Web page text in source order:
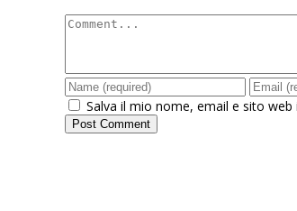
Salva il mio nome, email e sito